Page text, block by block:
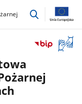
przejdź
okno